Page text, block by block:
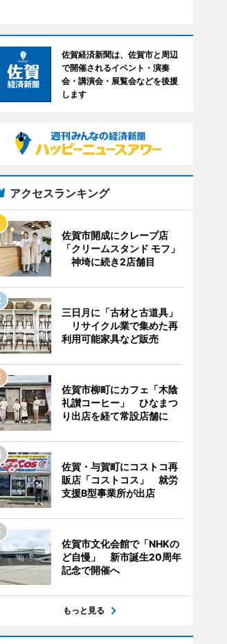
佐賀経済新聞は、佐賀市と周辺
で開催されるイベント・演奏
会・講演会・展覧会などを後援
します
アクセスランキング
佐賀市開成にクレープ店
「クリームスタンド モフ」
神埼に続き2店舗目
三日月に「古材と古道具」
リサイクル業で集めた再
利用可能家具など販売
佐賀市柳町にカフェ「木陰
礼讃コーヒー」 ひなまつ
り出店を経て常設店舗に
佐賀・与賀町にコストコ再
販店「コストコス」 就労
支援B型事業所が出店
佐賀市文化会館で「NHKの
ど自慢」 新市誕生20周年
記念で開催へ
もっと見る